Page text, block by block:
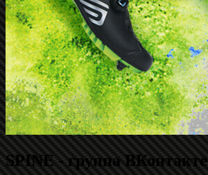
SPINE - группа ВКонтакте